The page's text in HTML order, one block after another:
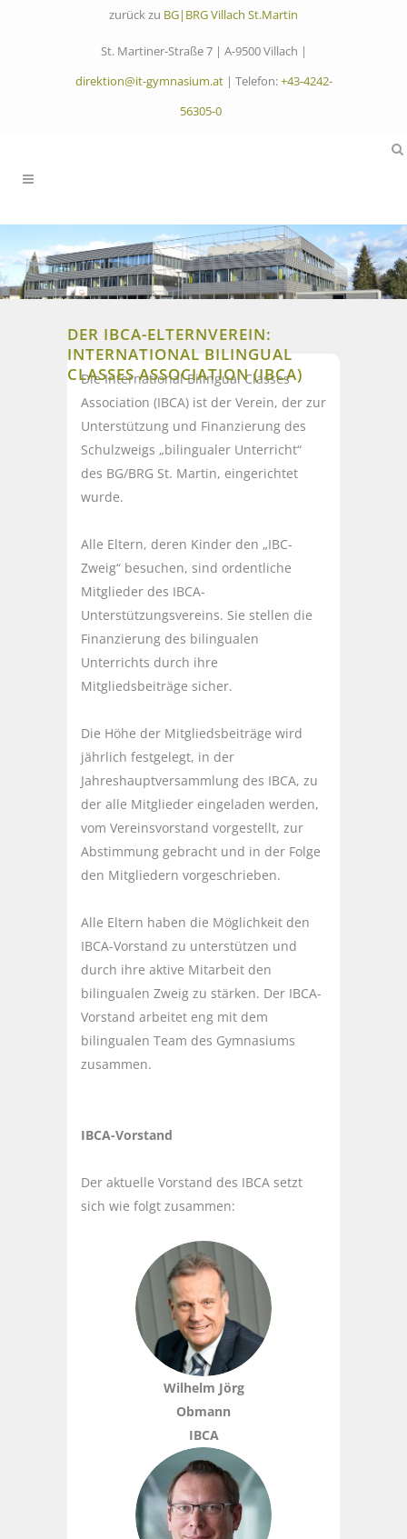
zurück zu BG|BRG Villach St.Martin
St. Martiner-Straße 7 | A-9500 Villach |
direktion@it-gymnasium.at| Telefon:+43-4242-
56305-0
DER IBCA-ELTERNVEREIN:
INTERNATIONAL BILINGUAL
CLASSES ASSOCIATION (IBCA)
Die International Bilingual Classes
Association (IBCA) ist der Verein, der zur
Unterstützung und Finanzierung des
Schulzweigs „bilingualer Unterricht“
des BG/BRG St. Martin, eingerichtet
wurde.
Alle Eltern, deren Kinder den „IBC-
Zweig“ besuchen, sind ordentliche
Mitglieder des IBCA-
Unterstützungsvereins. Sie stellen die
Finanzierung des bilingualen
Unterrichts durch ihre
Mitgliedsbeiträge sicher.
Die Höhe der Mitgliedsbeiträge wird
jährlich festgelegt, in der
Jahreshauptversammlung des IBCA, zu
der alle Mitglieder eingeladen werden,
vom Vereinsvorstand vorgestellt, zur
Abstimmung gebracht und in der Folge
den Mitgliedern vorgeschrieben.
Alle Eltern haben die Möglichkeit den
IBCA-Vorstand zu unterstützen und
durch ihre aktive Mitarbeit den
bilingualen Zweig zu stärken. Der IBCA-
Vorstand arbeitet eng mit dem
bilingualen Team des Gymnasiums
zusammen.
IBCA-Vorstand
Der aktuelle Vorstand des IBCA setzt
sich wie folgt zusammen:
Wilhelm Jörg
Obmann
IBCA